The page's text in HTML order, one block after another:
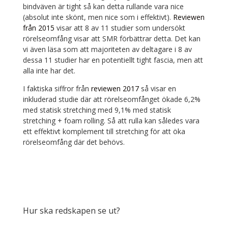
bindväven är tight så kan detta rullande vara nice
(absolut inte skönt, men nice som i effektivt). Reviewen
från 2015 visar att 8 av 11 studier som undersökt
rörelseomfång visar att SMR förbättrar detta. Det kan
vi även läsa som att majoriteten av deltagare i 8 av
dessa 11 studier har en potentiellt tight fascia, men att
alla inte har det.
I faktiska siffror från reviewen 2017så visar en
inkluderad studie där att rörelseomfånget ökade 6,2%
med statisk stretching med 9,1% med statisk
stretching + foam rolling. Så att rulla kan således vara
ett effektivt komplement till stretching för att öka
rörelseomfång där det behövs.
Hur ska redskapen se ut?